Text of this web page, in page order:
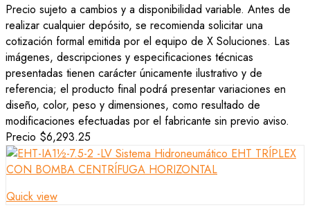
Precio sujeto a cambios y a disponibilidad variable. Antes de
realizar cualquier depósito, se recomienda solicitar una
cotización formal emitida por el equipo de X Soluciones. Las
imágenes, descripciones y especificaciones técnicas
presentadas tienen carácter únicamente ilustrativo y de
referencia; el producto final podrá presentar variaciones en
diseño, color, peso y dimensiones, como resultado de
modificaciones efectuadas por el fabricante sin previo aviso.
Precio $6,293.25
Quick view